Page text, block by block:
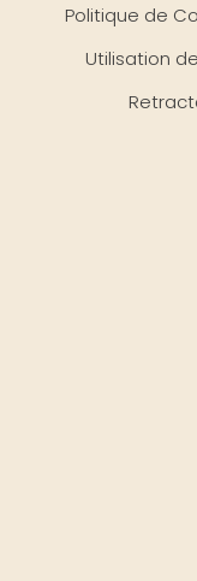
Politique de
Utilisation